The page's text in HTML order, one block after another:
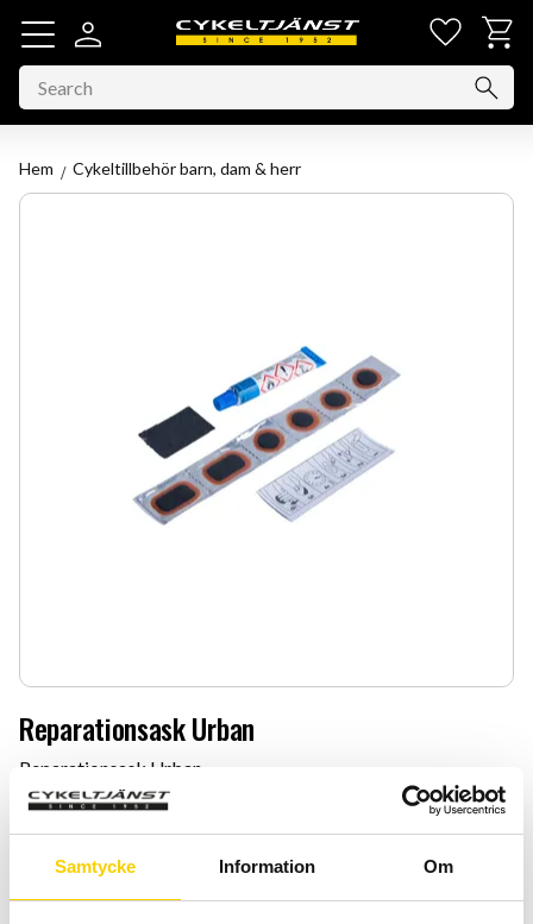
Samtycke Information Om
Menu
Basket
Hem Cykeltillbehör barn, dam & herr
Reparationsask Urban
Reparationsask Urban
29:-
Quantity